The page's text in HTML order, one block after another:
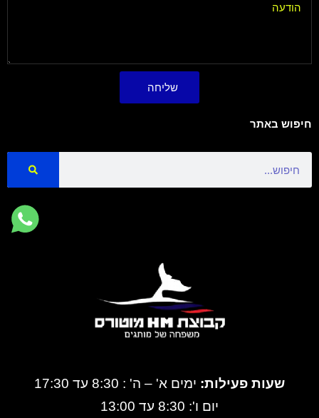
שליחה
חיפוש באתר
שעות פעילות: ימים א' – ה' : 8:30 עד 17:30
יום ו': 8:30 עד 13:00